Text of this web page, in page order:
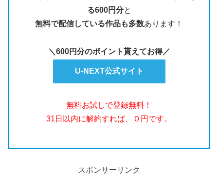
る600円分と
無料で配信している作品も多数あります！
＼600円分のポイント貰えてお得／
U-NEXT公式サイト
無料お試しで登録無料！
31日以内に解約すれば、０円です。
スポンサーリンク